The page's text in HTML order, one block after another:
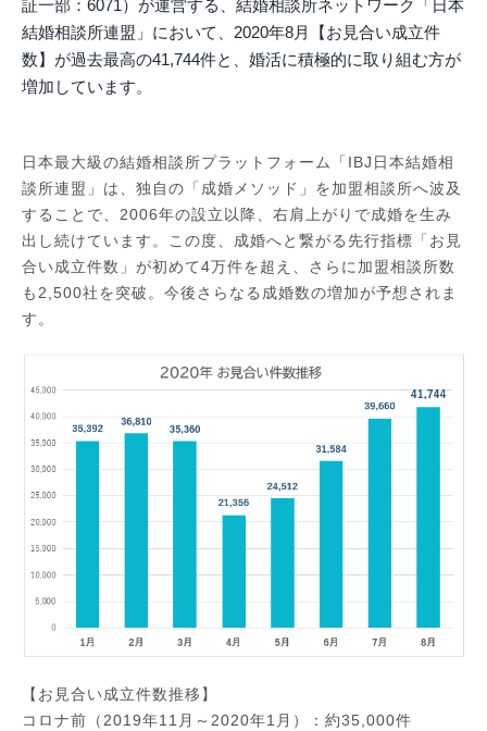
証一部：6071）が運営する、結婚相談所ネットワーク「日本
結婚相談所連盟」において、2020年8月【お見合い成立件
数】が過去最高の41,744件と、婚活に積極的に取り組む方が
増加しています。
日本最大級の結婚相談所プラットフォーム「IBJ日本結婚相
談所連盟」は、独自の「成婚メソッド」を加盟相談所へ波及
することで、2006年の設立以降、右肩上がりで成婚を生み
出し続けています。この度、成婚へと繋がる先行指標「お見
合い成立件数」が初めて4万件を超え、さらに加盟相談所数
も2,500社を突破。今後さらなる成婚数の増加が予想されま
す。
【お見合い成立件数推移】
コロナ前（2019年11月～2020年1月）：約35,000件